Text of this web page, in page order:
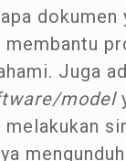
dokumen
membantu
Juga
model
mengunduh